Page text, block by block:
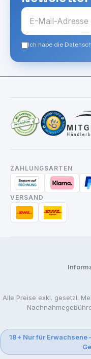
Ich habe die
ZAHLUNGSARTEN
VERSAND
Alle Preise exkl. gesetzl.
18+ Nur für